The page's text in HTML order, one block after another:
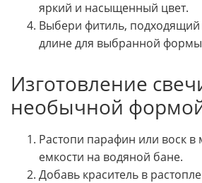
яркий и насыщенный цвет.
Выбери фитиль, подходящий
длине для выбранной
Изготовление
необычной
Растопи парафин или воск в
емкости на водяной бане.
Добавь краситель в